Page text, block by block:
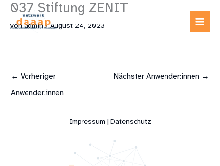
Zum
springen
037 Stiftung ZENIT
Vonadmin/August 24, 2023
← Vorheriger
Anwender:innen
Nächster Anwender:innen →
Impressum | Datenschutz